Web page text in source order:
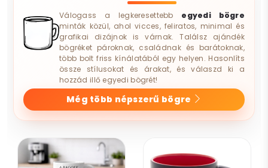
Válogass a legkeresettebb egyedi bögre
minták közül, ahol vicces, feliratos, minimal és
grafikai dizájnok is várnak. Találsz ajándék
bögréket pároknak, családnak és barátoknak,
több bolt friss kínálatából egy helyen. Hasonlíts
össze stílusokat és árakat, és válaszd ki a
hozzád illő egyedi bögrét!
Még több népszerű bögre